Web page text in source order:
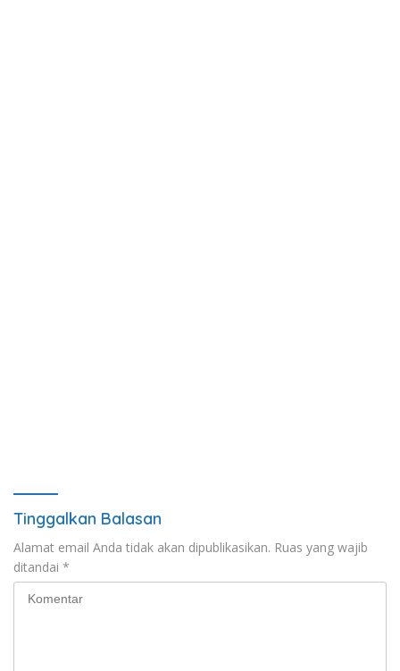
Tinggalkan Balasan
Alamat email Anda tidak akan dipublikasikan. Ruas yang wajib
ditandai *